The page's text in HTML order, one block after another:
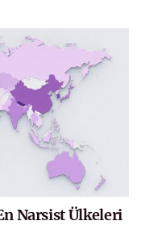
Narsist Ülkeleri